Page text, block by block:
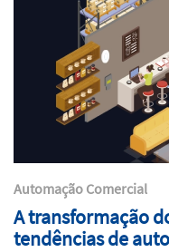
Automação Comercial
A transformação
tendências de